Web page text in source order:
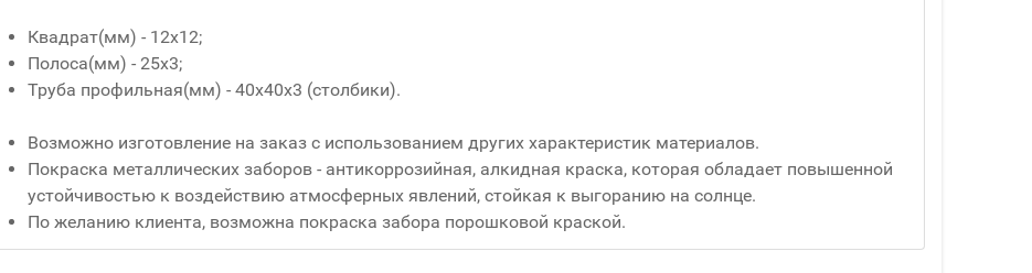
Квадрат(мм) - 12x12;
Полоса(мм) - 25x3;
Труба профильная(мм) - 40x40x3 (столбики).
Возможно изготовление на заказ с использованием других характеристик материалов.
Покраска металлических заборов - антикоррозийная, алкидная краска, которая обладает повышенной
устойчивостью к воздействию атмосферных явлений, стойкая к выгоранию на солнце.
По желанию клиента, возможна покраска забора порошковой краской.